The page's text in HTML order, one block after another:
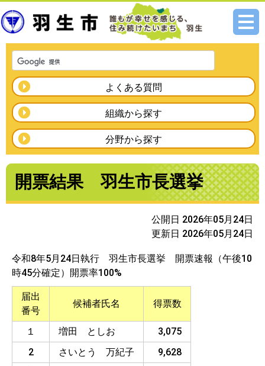
メニ
よくある質問
組織から探す
分野から探す
開票結果 羽生市長選挙
公開日 2026年05月24日
更新日 2026年05月24日
令和8年5月24日執行 羽生市長選挙 開票速報（午後10
時45分確定）開票率100%
届出
番号
候補者氏名 得票数
１ 増田 としお
3,075
2
さいとう 万紀子
9,628